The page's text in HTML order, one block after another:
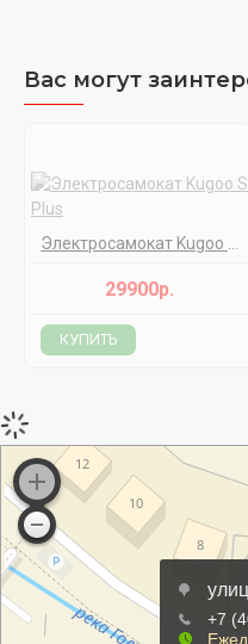
Вас могут
Электросамокат Kugoo S1 Plus
29900р.
КУПИТЬ